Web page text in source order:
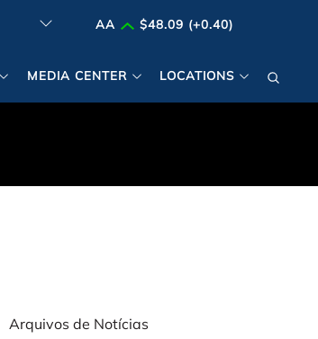
AA $48.09 (+0.40)
MEDIA CENTER LOCATIONS
Arquivos de Notícias